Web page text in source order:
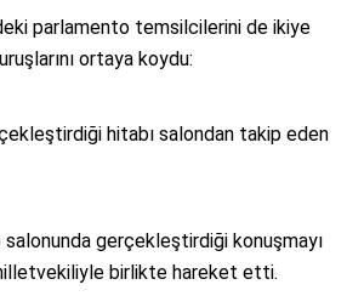
parlamento temsilcilerini de ikiye
ortaya koydu:
hitabı salondan takip eden
salonunda gerçekleştirdiği konuşmayı
birlikte hareket etti.